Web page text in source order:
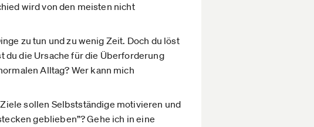
wird von den meisten nicht
zu tun und zu wenig Zeit. Doch du löst
du die Ursache für die Überforderung
Alltag? Wer kann mich
sollen Selbstständige motivieren und
geblieben”? Gehe ich in eine